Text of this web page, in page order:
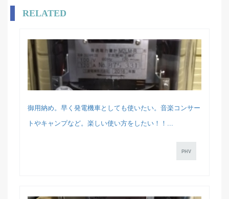
RELATED
御用納め。早く発電機車としても使いたい。音楽コンサー
トやキャンプなど。楽しい使い方をしたい！！...
PHV